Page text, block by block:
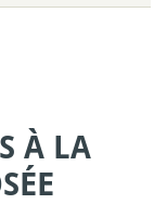
À LA